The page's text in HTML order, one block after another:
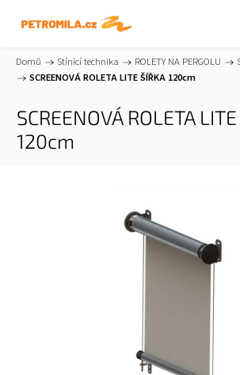
Domů / Stínící technika / ROLETY NA PERGOLU /
/
SCREENOVÁ ROLETA LITE ŠÍŘKA 120cm
SCREENOVÁ ROLETA
120cm